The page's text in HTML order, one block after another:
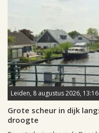
Leiden, 8 augustus 2026, 13:16
Grote scheur in dijk
droogte